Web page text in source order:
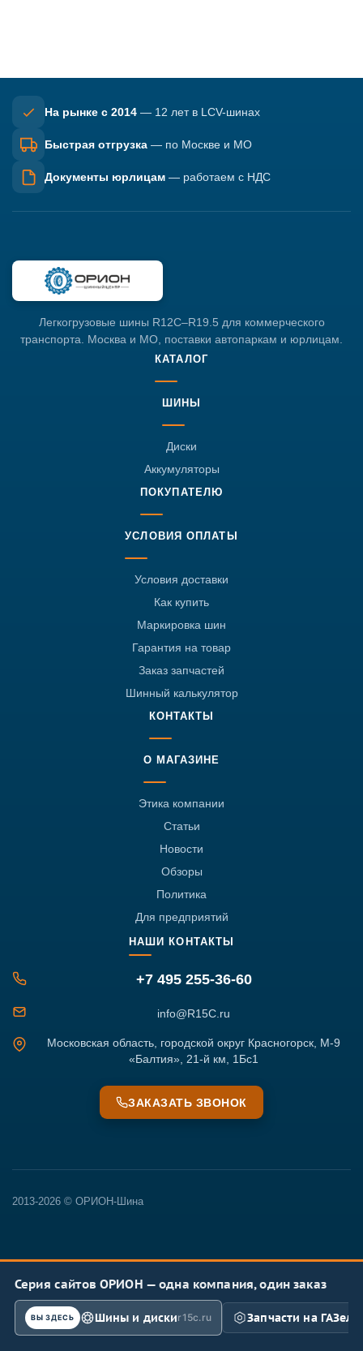
На рынке с 2014 — 12 лет в LCV-шинах
Быстрая отгрузка — по Москве и МО
Документы юрлицам — работаем с НДС
Легкогрузовые шины R12C–R19.5 для коммерческого
транспорта. Москва и МО, поставки автопаркам и юрлицам.
КАТАЛОГ
ШИНЫ
Диски
Аккумуляторы
ПОКУПАТЕЛЮ
УСЛОВИЯ ОПЛАТЫ
Условия доставки
Как купить
Маркировка шин
Гарантия на товар
Заказ запчастей
Шинный калькулятор
КОНТАКТЫ
О МАГАЗИНЕ
Этика компании
Статьи
Новости
Обзоры
Политика
Для предприятий
НАШИ КОНТАКТЫ
+7 495 255-36-60
info@R15C.ru
Московская область, городской округ Красногорск, М-9
«Балтия», 21-й км, 1Бс1
ЗАКАЗАТЬ ЗВОНОК
2013-2026 © ОРИОН-Шина
Серия сайтов ОРИОН — одна компания, один заказ
ВЫ ЗДЕСЬ Шины и дискиr15c.ru Запчасти на ГАЗель